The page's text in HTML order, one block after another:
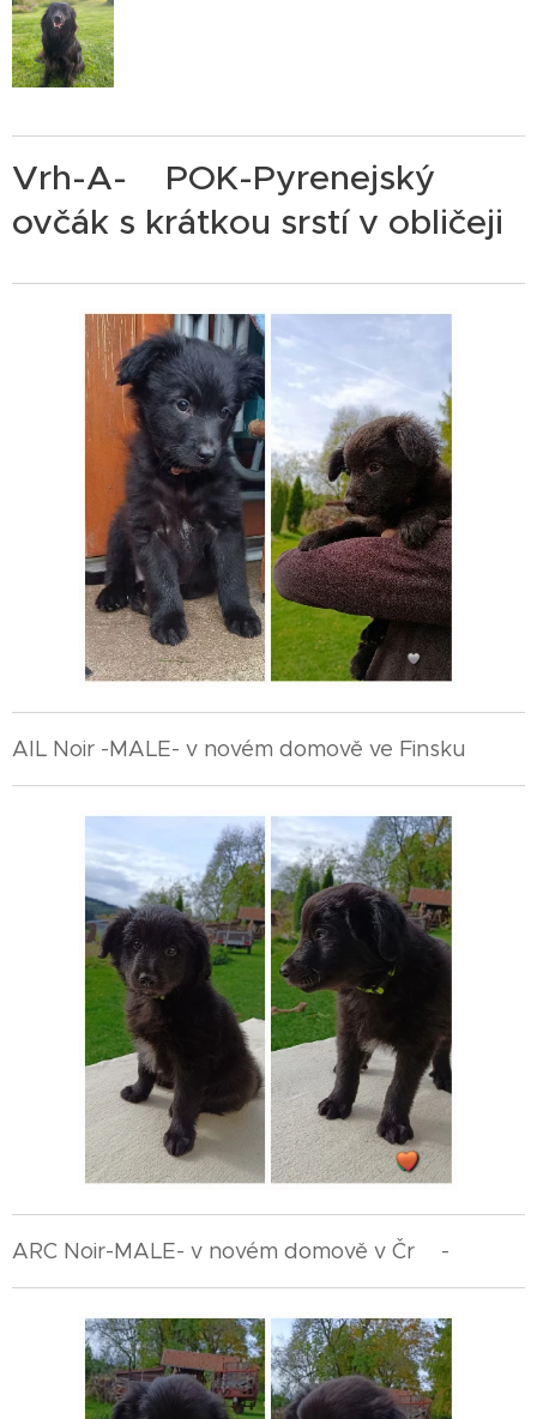
Vrh-A- POK-Pyrenejský
ovčák s krátkou srstí v obličeji
AIL Noir -MALE- v novém domově ve Finsku🇫🇮
ARC Noir-MALE- v novém domově v Čr🇨🇿-